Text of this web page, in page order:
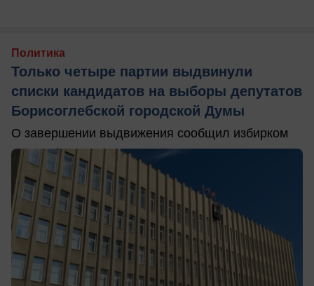
Политика
Только четыре партии выдвинули
списки кандидатов на выборы депутатов
Борисоглебской городской Думы
О завершении выдвижения сообщил избирком